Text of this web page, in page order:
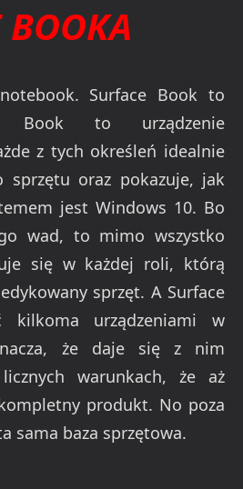
BOOKA
Surface Book to
Book to urządzenie
z tych określeń idealnie
sprzętu oraz pokazuje, jak
jest Windows 10. Bo
wad, to mimo wszystko
się w każdej roli, którą
sprzęt. A Surface
urządzeniami w
że daje się z nim
warunkach, że aż
produkt. No poza
sama baza sprzętowa.